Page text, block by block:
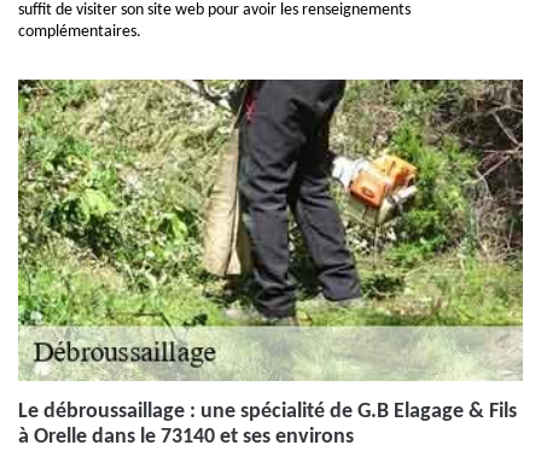
suffit de visiter son site web pour avoir les renseignements
complémentaires.
Le débroussaillage : une spécialité de G.B Elagage & Fils
à Orelle dans le 73140 et ses environs